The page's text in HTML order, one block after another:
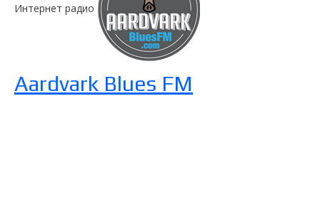
Интернет радио
Aardvark Blues FM